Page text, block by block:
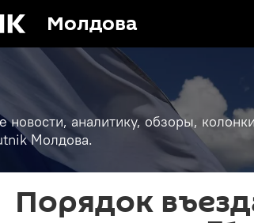
Молдова
новости, аналитику, обзоры,
Молдова.
Порядок